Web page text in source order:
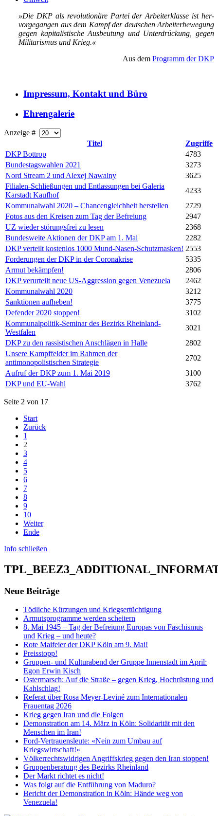
»Die DKP als re­vo­lu­tio­nä­re Par­tei der Ar­bei­ter­klas­se ist her­
vor­ge­gan­gen aus dem Kampf der deut­schen Ar­bei­ter­be­we­gung
ge­gen ka­pi­ta­lis­ti­sche Aus­beu­tung und Un­ter­drü­ckung, ge­gen
Mi­li­ta­ris­mus und Krieg.«
Aus dem Programm der DKP
Impressum, Kontakt und Büro
Ehrengalerie
Anzeige #
Titel
Zugriffe
DKP Bottrop
4783
Bundestagswahlen 2021
3273
Nord Stream 2 und Alexej Nawalny
3625
Filialen-Schließungen und Entlassungen bei Galeria
Karstadt Kaufhof
4233
Kommunalwahl 2020 – Chancengleichheit herstellen
2729
Fotos aus den Kreisen zum Tag der Befreiung
2947
UZ wieder störungsfrei zu lesen
2368
Bundesweite Aktionen der DKP am 1. Mai
2282
DKP verteilt kostenlos 1000 Mund-Nasen-Schutzmasken! 2553
Forderungen der DKP in der Coronakrise
5335
Armut bekämpfen!
2806
DKP verurteilt neue US-Aggression gegen Venezuela
2462
Kommunalwahl 2020
3212
Sanktionen aufheben!
3775
Defender 2020 stoppen!
3102
Kommunalpolitik-Seminar des Bezirks Rheinland-
Westfalen
3021
DKP zu den rassistischen Anschlägen in Halle
2802
Unsere Kampffelder im Rahmen der
antimonopolistischen Strategie
2702
Aufruf der DKP zum 1. Mai 2019
3100
DKP und EU-Wahl
3762
Seite 2 von 17
Start
Zurück
1
2
3
4
5
6
7
8
9
10
Weiter
Ende
Info schließen
Neue Beiträge
Tödliche Kürzungen und Kriegsertüchtigung
Armutsprogramme werden scheitern
8. Mai 1945 – Tag der Befreiung Europas von Faschismus
und Krieg – und heute?
Rote Maifeier der DKP Köln am 9. Mai!
Preisstopp!
Gruppen- und Kulturabend der Gruppe Innenstadt im April:
Egon Erwin Kisch
Ostermarsch: Auf die Straße – gegen Krieg, Hochrüstung und
Kahlschlag!
Referat über Rosa Meyer-Leviné zum Internationalen
Frauentag 2026
Krieg gegen Iran und die Folgen
Demonstration am 14. März in Köln: Solidarität mit den
Menschen im Iran!
Ford-Vertrauensleute: «Nein zum Umbau auf
Kriegswirtschaft!»
Völkerrechtswidrigen Angriffskrieg gegen den Iran stoppen!
Gruppenberatung des Bezirks Rheinland
Der Markt richtet es nicht!
Was folgt auf die Entführung von Maduro?
Bericht der Demonstration in Köln: Hände weg von
Venezuela!